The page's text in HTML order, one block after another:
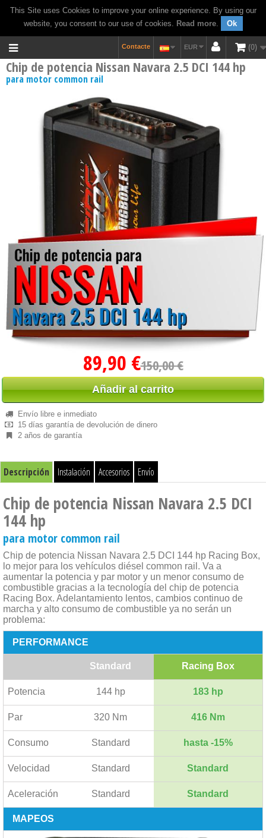
This Site uses Cookies to improve your online experience. By using our
website, you consent to our use of cookies. Read more. Ok
0
EUR
Contacte
Chip de potencia Nissan Navara 2.5 DCI 144 hp
para motor common rail
89,90 €150,00 €
Añadir al carrito
Envío libre e inmediato
15 días garantía de devolución de dinero
2 años de garantía
Descripción Instalación Accesorios Envío
Chip de potencia Nissan Navara 2.5 DCI
144 hp
para motor common rail
Chip de potencia Nissan Navara 2.5 DCI 144 hp Racing Box,
lo mejor para los vehículos diésel common rail. Va a
aumentar la potencia y par motor y un menor consumo de
combustible gracias a la tecnología del chip de potencia
Racing Box. Adelantamiento lentos, cambios continuo de
marcha y alto consumo de combustible ya no serán un
problema:
PERFORMANCE
Standard Racing Box
Potencia 144 hp 183 hp
Par 320 Nm 416 Nm
Consumo Standard hasta -15%
Velocidad Standard Standard
Aceleración Standard Standard
MAPEOS